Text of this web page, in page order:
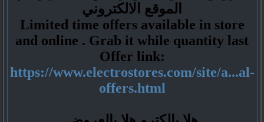
الموقع الالكتروني
Limited time offers available in store
and online . Grab it while quantity last
Offer link:
https://www.electrostores.com/site/a...al-
offers.html